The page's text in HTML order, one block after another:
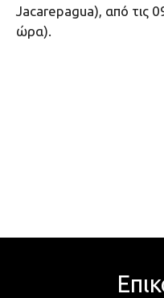
Jacarepagua), από τις
ώρα).